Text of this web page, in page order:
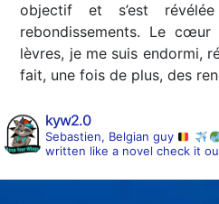
objectif et s’est
rebondissements. Le
lèvres, je me suis endormi,
fait, une fois de plus, des
kyw2.0
Sebastien, Belgian guy
written like a novel check it